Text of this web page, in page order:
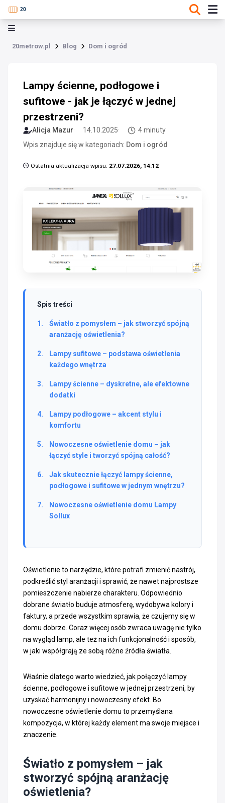
20metrow.pl Blog Dom i ogród
Lampy ścienne, podłogowe i
sufitowe - jak je łączyć w jednej
przestrzeni?
Alicja Mazur 14.10.2025
4 minuty
Wpis znajduje się w kategoriach: Dom i ogród
Ostatnia aktualizacja wpisu: 27.07.2026, 14:12
Spis treści
Światło z pomysłem – jak stworzyć spójną
aranżację oświetlenia?
Lampy sufitowe – podstawa oświetlenia
każdego wnętrza
Lampy ścienne – dyskretne, ale efektowne
dodatki
Lampy podłogowe – akcent stylu i
komfortu
Nowoczesne oświetlenie domu – jak
łączyć style i tworzyć spójną całość?
Jak skutecznie łączyć lampy ścienne,
podłogowe i sufitowe w jednym wnętrzu?
Nowoczesne oświetlenie domu Lampy
Sollux
Oświetlenie to narzędzie, które potrafi zmienić nastrój,
podkreślić styl aranżacji i sprawić, że nawet najprostsze
pomieszczenie nabierze charakteru. Odpowiednio
dobrane światło buduje atmosferę, wydobywa kolory i
faktury, a przede wszystkim sprawia, że czujemy się w
domu dobrze. Coraz więcej osób zwraca uwagę nie tylko
na wygląd lamp, ale też na ich funkcjonalność i sposób,
w jaki współgrają ze sobą różne źródła światła.
Właśnie dlatego warto wiedzieć, jak połączyć lampy
ścienne, podłogowe i sufitowe w jednej przestrzeni, by
uzyskać harmonijny i nowoczesny efekt. Bo
nowoczesne oświetlenie domu to przemyślana
kompozycja, w której każdy element ma swoje miejsce i
znaczenie.
Światło z pomysłem – jak
stworzyć spójną aranżację
oświetlenia?